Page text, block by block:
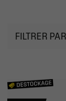
FILTRER